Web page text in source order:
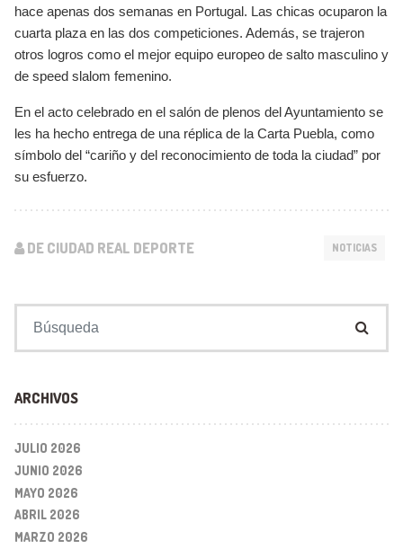
hace apenas dos semanas en Portugal. Las chicas ocuparon la
cuarta plaza en las dos competiciones. Además, se trajeron
otros logros como el mejor equipo europeo de salto masculino y
de speed slalom femenino.
En el acto celebrado en el salón de plenos del Ayuntamiento se
les ha hecho entrega de una réplica de la Carta Puebla, como
símbolo del “cariño y del reconocimiento de toda la ciudad” por
su esfuerzo.
DE CIUDAD REAL DEPORTE NOTICIAS
ARCHIVOS
JULIO 2026
JUNIO 2026
MAYO 2026
ABRIL 2026
MARZO 2026